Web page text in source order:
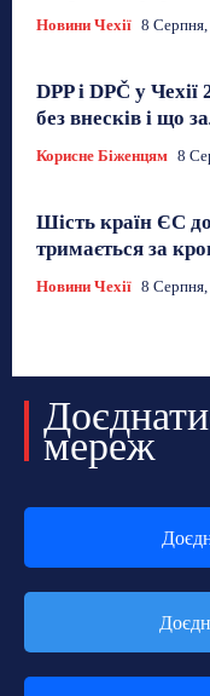
Новини Чехії 8
DPP і DPČ у
без внесків і що
Корисне Біженцям 8
Шість країн ЄС
тримається за
Новини Чехії 8
мереж